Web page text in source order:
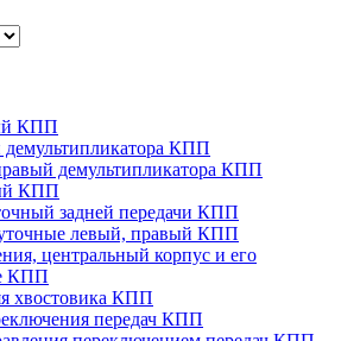
КПП
КПП
демультипликатора КПП
КПП
задней передачи КПП
левый, правый КПП
центральный корпус и его
КПП
хвостовика КПП
передач КПП